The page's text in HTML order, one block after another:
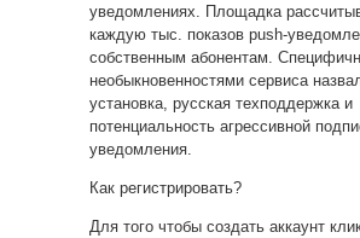
уведомлениях. Площадка
каждую тыс. показов push-
собственным абонентам.
необыкновенностями сервиса
установка, русская техподдержка и
потенциальность агрессивной
уведомления.
Как регистрировать?
Для того чтобы создать аккаунт